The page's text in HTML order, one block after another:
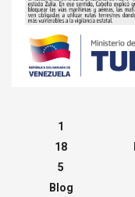
1
18
5
Blog